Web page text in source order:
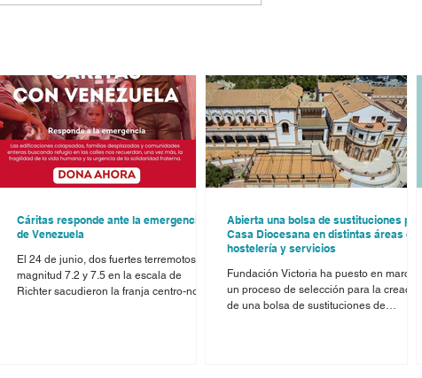
Cáritas responde ante la emergencia
de Venezuela
El 24 de junio, dos fuertes terremotos de
magnitud 7.2 y 7.5 en la escala de
Richter sacudieron la franja centro-norte
Abierta una bolsa de sustituciones para
Casa Diocesana en distintas áreas de
hostelería y servicios
Fundación Victoria ha puesto en marcha
un proceso de selección para la creación
de una bolsa de sustituciones de